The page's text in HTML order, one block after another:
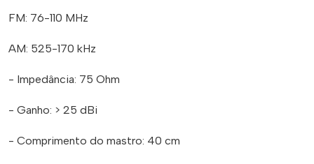
FM: 76-110 MHz
AM: 525-170 kHz
- Impedância: 75 Ohm
- Ganho: > 25 dBi
- Comprimento do mastro: 40 cm